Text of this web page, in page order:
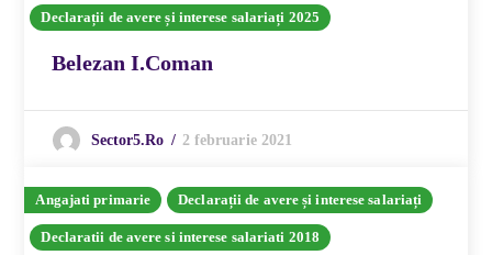
Declarații de avere și interese salariați 2025
Belezan I.Coman
Sector5.ro 2 februarie 2021
Angajati primarie Declarații de avere și interese salariați
Declaratii de avere si interese salariati 2018